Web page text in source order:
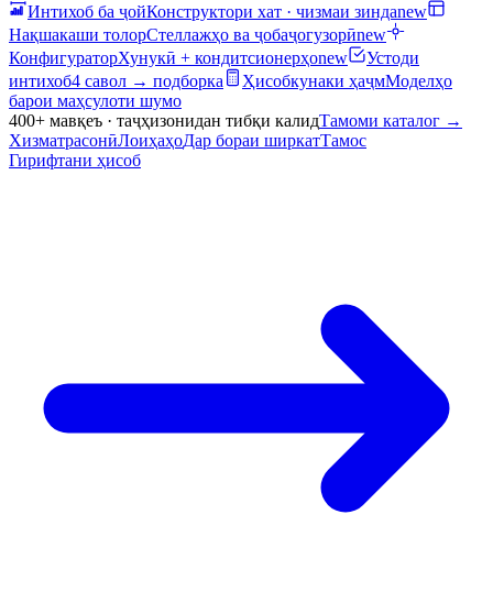
Интихоб ба ҷойКонструктори хат · чизмаи зиндаnew
Нақшакаши толорСтеллажҳо ва ҷобаҷогузорӣnew
КонфигураторХунукӣ + кондитсионерҳоnew
Устоди
интихоб4 савол → подборка Ҳисобкунаки ҳаҷмМоделҳо
барои маҳсулоти шумо
400+ мавқеъ · таҷҳизонидан тибқи калидТамоми каталог →
ХизматрасонӣЛоиҳаҳоДар бораи ширкатТамос
Гирифтани ҳисоб